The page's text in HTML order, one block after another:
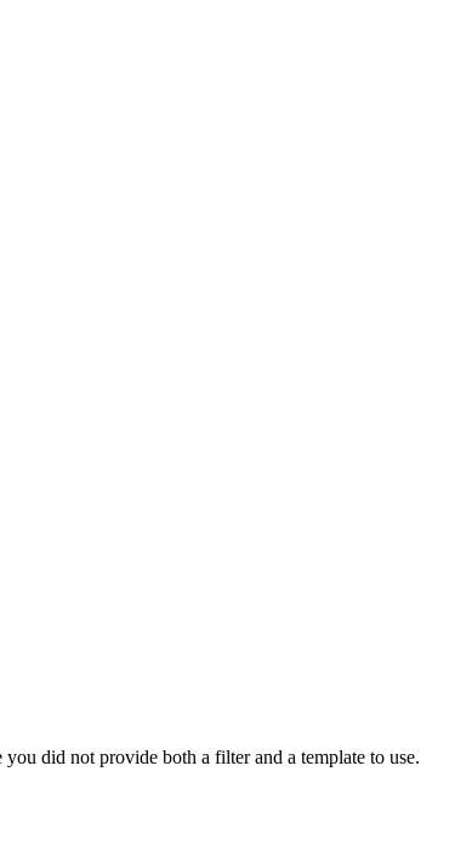
did not provide both a filter and a template to use.